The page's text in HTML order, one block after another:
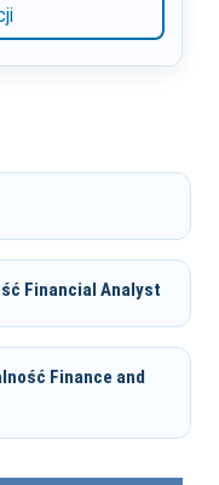
Financial Analyst
Finance and